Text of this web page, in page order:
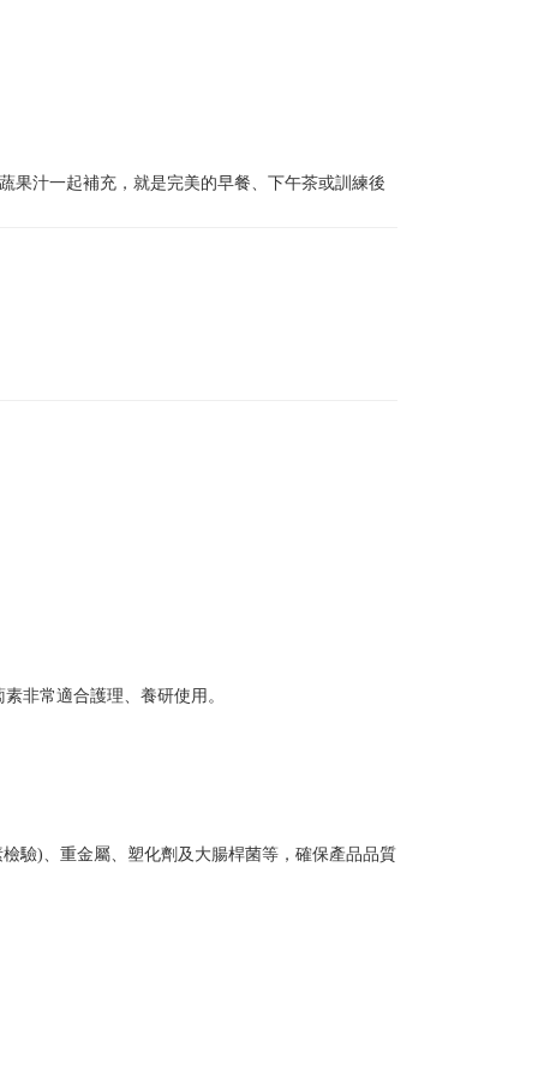
果汁一起補充，就是完美的早餐、下午茶或訓練後
非常適合護理、養研使用。
驗)、重金屬、塑化劑及大腸桿菌等，確保產品品質